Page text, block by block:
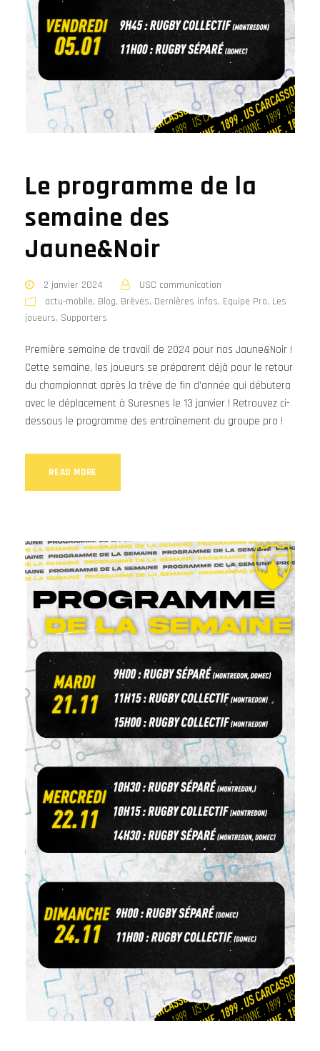
Le programme de la
semaine des
Jaune&Noir
2 janvier 2024
USC communication
actu-mobile, Blog, Brèves, Dernières infos, Equipe Pro, Les
joueurs, Supporters
Première semaine de travail de 2024 pour nos Jaune&Noir !
Cette semaine, les joueurs se préparent déjà pour le retour
du championnat après la trêve de fin d'année qui débutera
avec le déplacement à Suresnes le 13 janvier ! Retrouvez ci-
dessous le programme des entraînement du groupe pro !
READ MORE